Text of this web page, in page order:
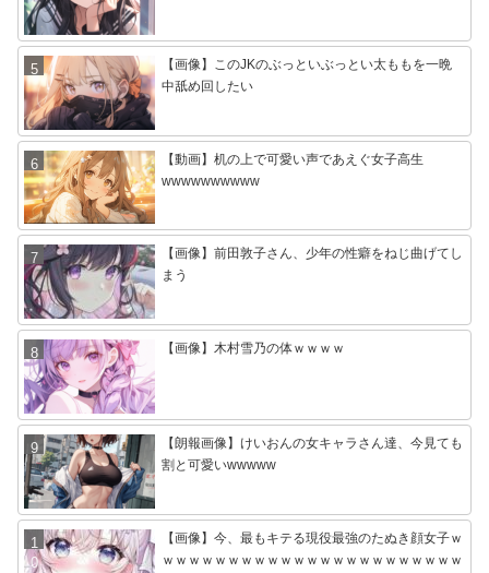
【画像】このJKのぶっといぶっとい太ももを一晩
中舐め回したい
【動画】机の上で可愛い声であえぐ女子高生
wwwwwwwwww
【画像】前田敦子さん、少年の性癖をねじ曲げてし
まう
【画像】木村雪乃の体ｗｗｗｗ
【朗報画像】けいおんの女キャラさん達、今見ても
割と可愛いwwwww
【画像】今、最もキテる現役最強のたぬき顔女子ｗ
ｗｗｗｗｗｗｗｗｗｗｗｗｗｗｗｗｗｗｗｗｗｗｗ